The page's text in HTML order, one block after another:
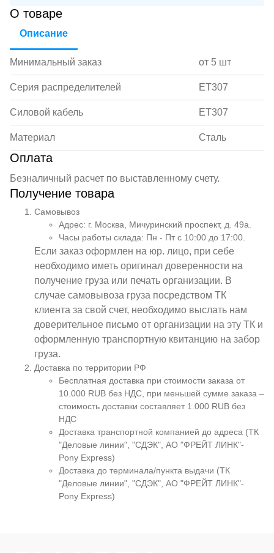
О товаре
Описание
Минимальный заказ от 5 шт
Серия распределителей ET307
Силовой кабель ET307
Материал Сталь
Оплата
Безналичный расчет по выставленному счету.
Получение товара
Самовывоз
Адрес: г. Москва, Мичуринский проспект, д. 49а.
Часы работы склада: Пн - Пт с 10:00 до 17:00.
Если заказ оформлен на юр. лицо, при себе
необходимо иметь оригинал доверенности на
получение груза или печать организации. В
случае самовывоза груза посредством ТК
клиента за свой счет, необходимо выслать нам
доверительное письмо от организации на эту ТК и
оформленную транспортную квитанцию на забор
груза.
Доставка по территории РФ
Бесплатная доставка при стоимости заказа от
10.000 RUB без НДС, при меньшей сумме заказа –
стоимость доставки составляет 1.000 RUB без
НДС
Доставка транспортной компанией до адреса (ТК
"Деловые линии", "СДЭК", АО "ФРЕЙТ ЛИНК"-
Pony Express)
Доставка до терминала/пункта выдачи (ТК
"Деловые линии", "СДЭК", АО "ФРЕЙТ ЛИНК"-
Pony Express)